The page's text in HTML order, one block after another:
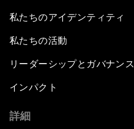
私たちのアイデンティティ
私たちの活動
リーダーシップとガバナンス
インパクト
詳細